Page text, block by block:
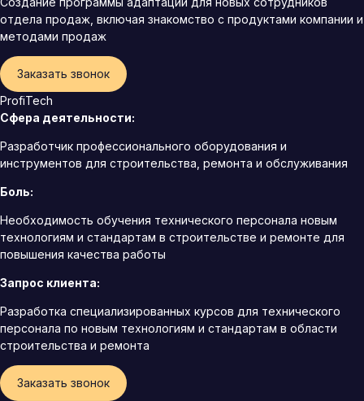
отдела продаж, включая знакомство с продуктами компании и
методами продаж
Заказать звонок
ProfiTech
Сфера деятельности:
Разработчик профессионального оборудования и
инструментов для строительства, ремонта и обслуживания
Боль:
Необходимость обучения технического персонала новым
технологиям и стандартам в строительстве и ремонте для
повышения качества работы
Запрос клиента:
Разработка специализированных курсов для технического
персонала по новым технологиям и стандартам в области
строительства и ремонта
Заказать звонок